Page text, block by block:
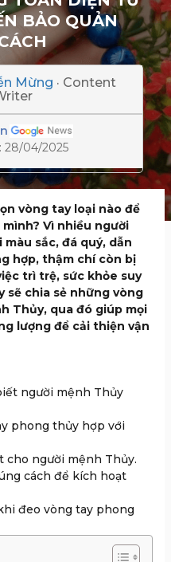
BẢO QUẢN
Mừng · Content
28/04/2025
vòng tay loại nào để
Vì nhiều người
sắc, đá quý, dẫn
hợp, thậm chí còn bị
trì trệ, sức khỏe suy
sẽ chia sẻ những vòng
Thủy, qua đó giúp mọi
lượng để cải thiện vận
người mệnh Thủy
phong thủy hợp với
cho người mệnh Thủy.
cách để kích hoạt
đeo vòng tay phong